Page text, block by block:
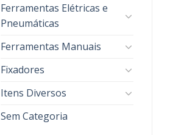
Ferramentas Elétricas e
Pneumáticas
Ferramentas Manuais
Fixadores
Itens Diversos
Sem Categoria